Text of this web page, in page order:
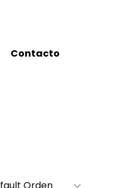
Contacto